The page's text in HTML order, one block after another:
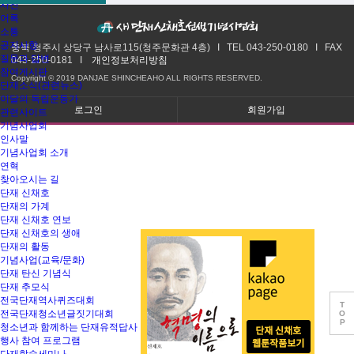
사진
어록
소통
공지사항
질문과 답변
참여게시판
단재소식(관련뉴스)
이달의 독립운동가
관련사이트
기념사업회
인사말
기념사업회 소개
연혁
찾아오시는 길
단재 신채호
단재의 가계
단재 신채호 연보
단재 신채호의 생애
단재의 활동
기념사업(교육/문화)
단재 탄신 기념식
단재 추모식
전국단재역사퀴즈대회
전국단재청소년글짓기대회
청소년과 함께하는 단재유적답사
행사 참여 프로그램
T
O
P
충북 청주시 상당구 남사로115(청주문화관 4층) I TEL 043-250-0180 I FAX
043-250-0181 I 개인정보처리방침
Copyright © 2019 DANJAE SHINCHEAHO ALL RIGHTS RESERVED.
로그인 회원가입